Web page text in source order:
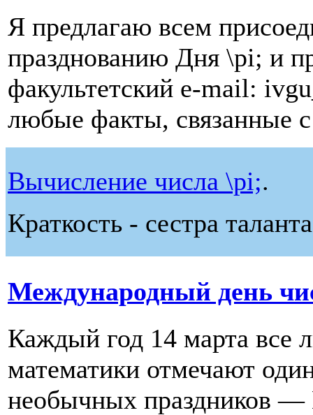
Я предлагаю всем
празднованию Дня \pi; и
факультетский e-mail:
любые факты, связанные
Вычисление числа \pi;.
Краткость - сестра
Международный день
Каждый год 14 марта все
математики отмечают
необычных праздников